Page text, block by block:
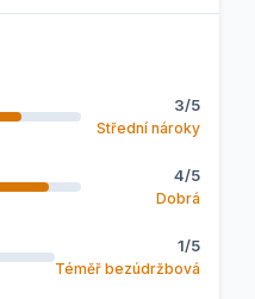
3/5
Střední nároky
4/5
Dobrá
1/5
Téměř bezúdržbová